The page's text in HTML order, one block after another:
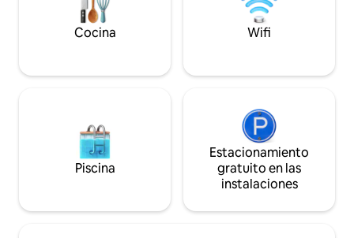
una hermosa vista de la Reserva
Nacional y el océano en un ambiente
privado y romántico. La vista de la
La sala es espaciosa y cómoda, y el gran
patio interior del complejo y, si lo deseas,
puedes visitar el gimnasio. También
puedes nadar en una de las dos albercas
climatizadas o simplemente tomar el sol.
restaurantes italianos justo al otro lado
horarios de
Cocina Wifi
Piscina
Estacionamiento
gratuito en las
instalaciones